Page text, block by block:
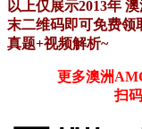
以上仅展示2013年
末二维码即可免费
真题+视频解析~
更多澳洲
扫